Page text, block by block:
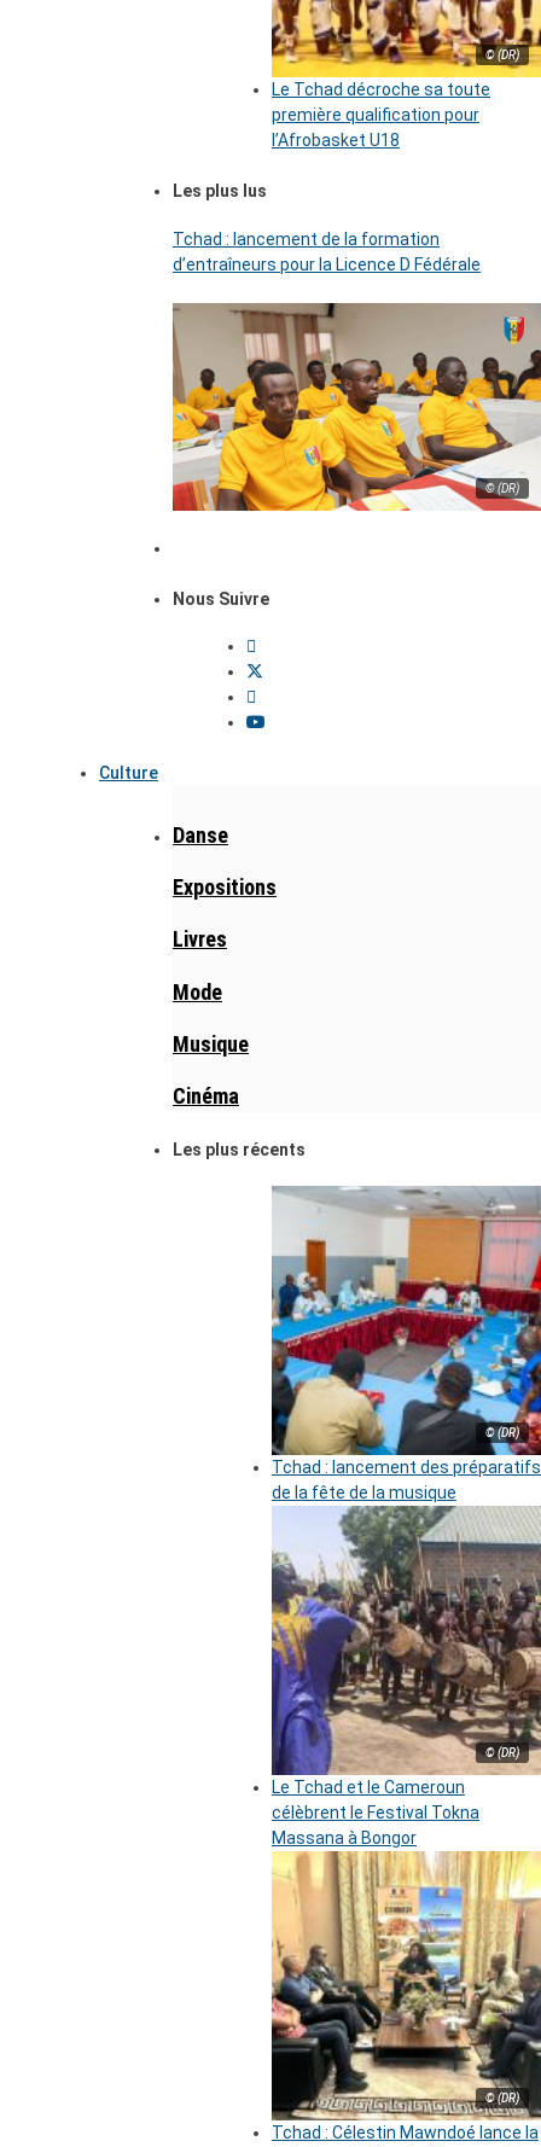
© (DR)
Le Tchad décroche sa toute
première qualification pour
l’Afrobasket U18
Les plus lus
Tchad : lancement de la formation
d’entraîneurs pour la Licence D Fédérale
© (DR)
Nous Suivre
Culture
Danse
Expositions
Livres
Mode
Musique
Cinéma
Les plus récents
© (DR)
Tchad : lancement des préparatifs
de la fête de la musique
© (DR)
Le Tchad et le Cameroun
célèbrent le Festival Tokna
Massana à Bongor
© (DR)
Tchad : Célestin Mawndoé lance la